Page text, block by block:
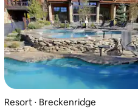
Resort ⋅ Breckenridge